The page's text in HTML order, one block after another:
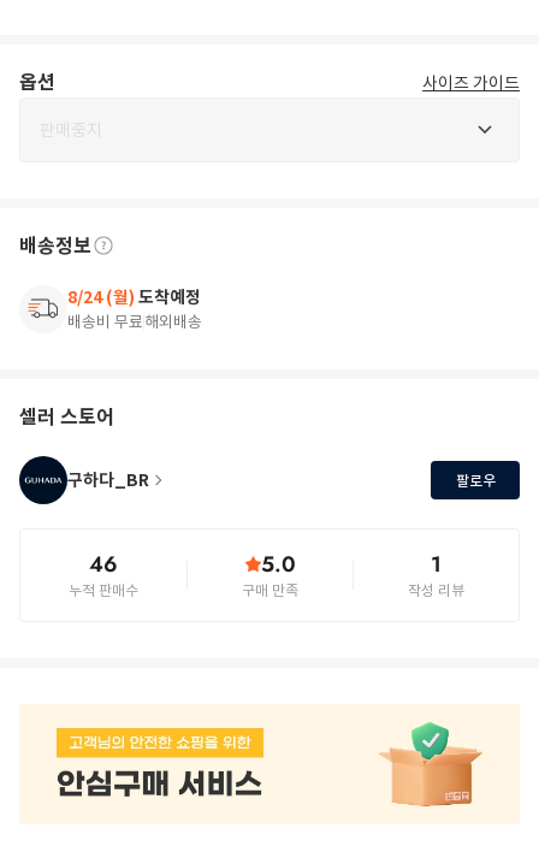
옵션 사이즈 가이드
판매중지
배송정보
8/24 (월) 도착예정
배송비 무료해외배송
셀러 스토어
구하다_BR 팔로우
46
누적 판매수
5.0
구매 만족
1
작성 리뷰